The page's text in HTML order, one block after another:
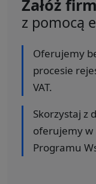
Załóż
z pomocą
Oferujemy
procesie
VAT.
Skorzystaj z
oferujemy w
Programu